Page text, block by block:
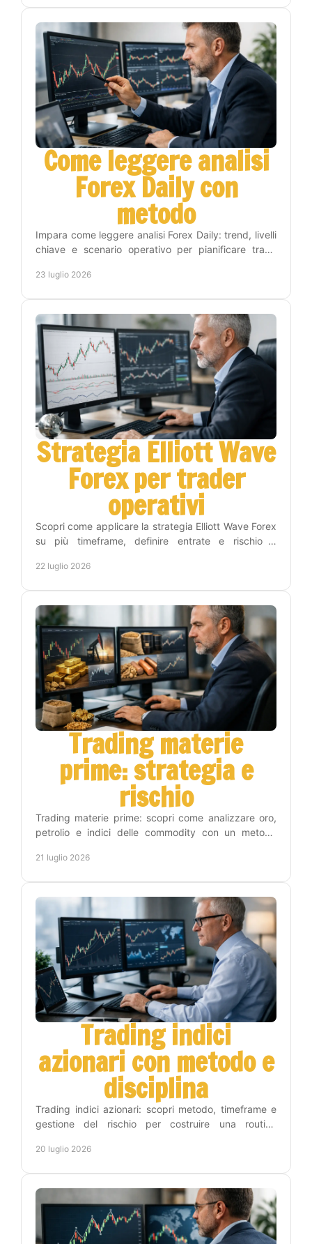
Come leggere analisi
Forex Daily con
metodo
Impara come leggere analisi Forex Daily: trend, livelli
chiave e scenario operativo per pianificare trade
23 luglio 2026
Strategia Elliott Wave
Forex per trader
operativi
Scopri come applicare la strategia Elliott Wave Forex
su più timeframe, definire entrate e rischio e
22 luglio 2026
Trading materie
prime: strategia e
rischio
Trading materie prime: scopri come analizzare oro,
petrolio e indici delle commodity con un metodo
21 luglio 2026
Trading indici
azionari con metodo e
disciplina
Trading indici azionari: scopri metodo, timeframe e
gestione del rischio per costruire una routine
20 luglio 2026